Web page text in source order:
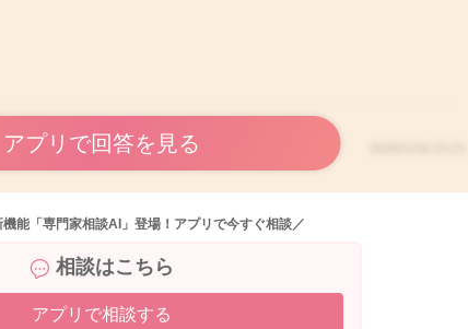
アプリで回答を見る
能「専門家相談AI」登場！アプリで今すぐ相談／
相談はこちら
アプリで相談する